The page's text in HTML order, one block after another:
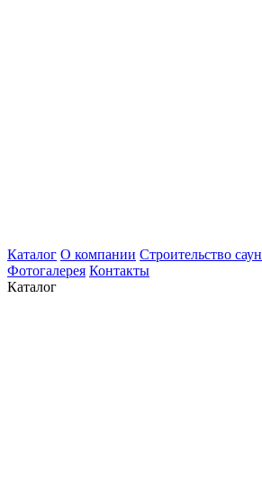
Каталог О компании Строительство саун
Фотогалерея Контакты
Каталог